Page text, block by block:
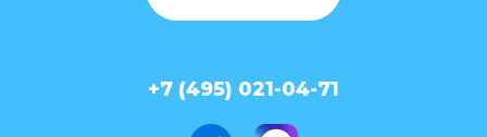
+7 (495) 021-04-71